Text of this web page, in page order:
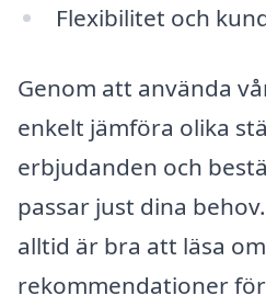
Flexibilitet och
Genom att använda
enkelt jämföra olika
erbjudanden och
passar just dina
alltid är bra att läsa
rekommendationer